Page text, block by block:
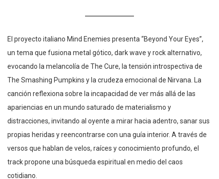
El proyecto italiano Mind Enemies presenta “Beyond Your Eyes”,
un tema que fusiona metal gótico, dark wave y rock alternativo,
evocando la melancolía de The Cure, la tensión introspectiva de
The Smashing Pumpkins y la crudeza emocional de Nirvana. La
canción reflexiona sobre la incapacidad de ver más allá de las
apariencias en un mundo saturado de materialismo y
distracciones, invitando al oyente a mirar hacia adentro, sanar sus
propias heridas y reencontrarse con una guía interior. A través de
versos que hablan de velos, raíces y conocimiento profundo, el
track propone una búsqueda espiritual en medio del caos
cotidiano.